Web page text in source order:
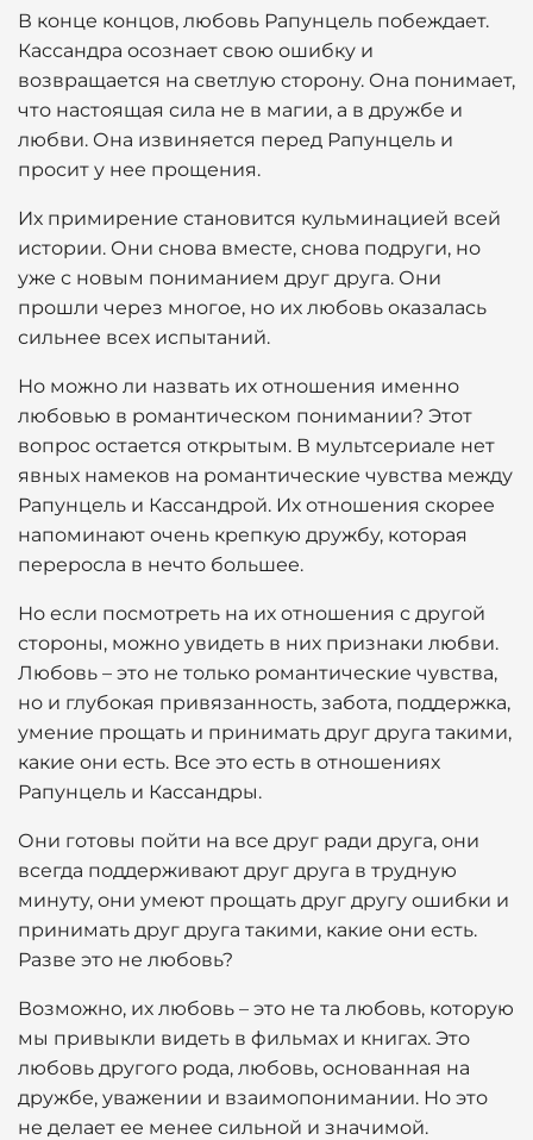
В конце концов, любовь Рапунцель побеждает.
Кассандра осознает свою ошибку и
возвращается на светлую сторону. Она понимает,
что настоящая сила не в магии, а в дружбе и
любви. Она извиняется перед Рапунцель и
просит у нее прощения.
Их примирение становится кульминацией всей
истории. Они снова вместе, снова подруги, но
уже с новым пониманием друг друга. Они
прошли через многое, но их любовь оказалась
сильнее всех испытаний.
Но можно ли назвать их отношения именно
любовью в романтическом понимании? Этот
вопрос остается открытым. В мультсериале нет
явных намеков на романтические чувства между
Рапунцель и Кассандрой. Их отношения скорее
напоминают очень крепкую дружбу, которая
переросла в нечто большее.
Но если посмотреть на их отношения с другой
стороны, можно увидеть в них признаки любви.
Любовь – это не только романтические чувства,
но и глубокая привязанность, забота, поддержка,
умение прощать и принимать друг друга такими,
какие они есть. Все это есть в отношениях
Рапунцель и Кассандры.
Они готовы пойти на все друг ради друга, они
всегда поддерживают друг друга в трудную
минуту, они умеют прощать друг другу ошибки и
принимать друг друга такими, какие они есть.
Разве это не любовь?
Возможно, их любовь – это не та любовь, которую
мы привыкли видеть в фильмах и книгах. Это
любовь другого рода, любовь, основанная на
дружбе, уважении и взаимопонимании. Но это
не делает ее менее сильной и значимой.